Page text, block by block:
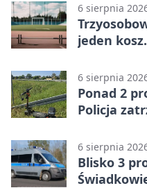
6 sierpnia
jeden
6 sierpnia
Ponad 2
Policja
6 sierpnia
Blisko 3